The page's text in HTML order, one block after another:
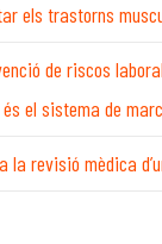
els trastorns
de riscos
és el sistema de
la revisió mèdica